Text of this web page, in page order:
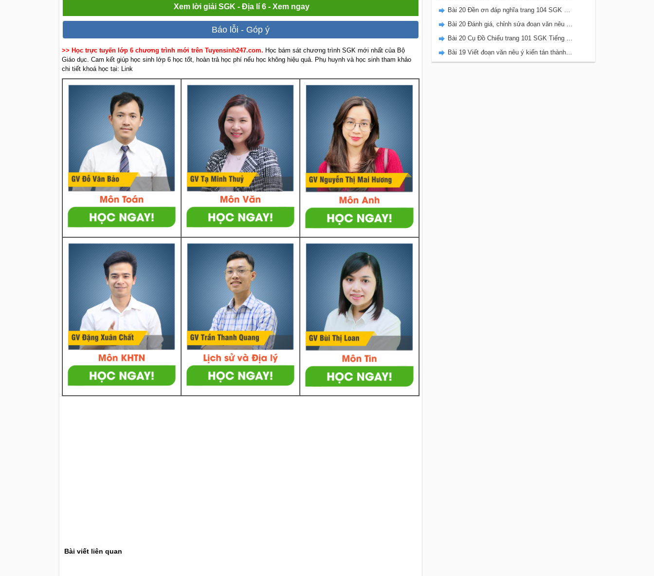
Xem lời giải SGK - Địa lí 6 - Xem ngay
Báo lỗi - Góp ý
>> Học trực tuyến lớp 6 chương trình mới trên Tuyensinh247.com. Học bám sát chương trình SGK mới nhất của Bộ
Giáo dục. Cam kết giúp học sinh lớp 6 học tốt, hoàn trả học phí nếu học không hiệu quả. Phụ huynh và học sinh tham khảo
chi tiết khoá học tại: Link
Bài viết liên quan
Bài 20 Đền ơn đáp nghĩa trang 104 SGK Tiếng Việt 5 Kết nối tri thức tập 2
Bài 20 Đánh giá, chỉnh sửa đoạn văn nêu ý kiến tán thành một sự vật, hiện tượng trang 103 SGK Tiếng Việt 5 Kết nối tri thức tập 2
Bài 20 Cụ Đồ Chiểu trang 101 SGK Tiếng Việt 5 Kết nối tri thức tập 2
Bài 19 Viết đoạn văn nêu ý kiến tán thành một sự việc, hiện tượng (Bài viết số 1) trang 100 SGK Tiếng Việt 5 Kết nối tri thức tập 2